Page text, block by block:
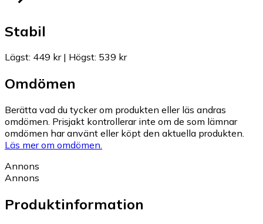
Stabil
Lägst: 449 kr| Högst: 539 kr
Omdömen
Berätta vad du tycker om produkten eller läs andras
omdömen. Prisjakt kontrollerar inte om de som lämnar
omdömen har använt eller köpt den aktuella produkten.
Läs mer om omdömen.
Annons
Annons
Produktinformation